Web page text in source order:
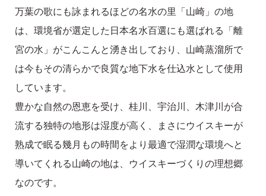
万葉の歌にも詠まれるほどの名水の里「山崎」の地
は、環境省が選定した日本名水百選にも選ばれる「離
宮の水」がこんこんと湧き出しており、山崎蒸溜所で
は今もその清らかで良質な地下水を仕込水として使用
しています。
豊かな自然の恩恵を受け、桂川、宇治川、木津川が合
流する独特の地形は湿度が高く、まさにウイスキーが
熟成で眠る幾月もの時間をより最適で湿潤な環境へと
導いてくれる山崎の地は、ウイスキーづくりの理想郷
なのです。